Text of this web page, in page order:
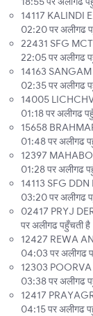
14117 KALINDI
02:20 पर अलीगढ
22431 SFG
22:05 पर अलीगढ
14163 SANGAM
02:35 पर अलीगढ
14005
01:18 पर अलीगढ
15658
01:48 पर अलीगढ
12397
01:28 पर अलीगढ
14113 SFG
03:20 पर अलीगढ
02417 PRYJ
पर अलीगढ पहुँचती
12427 REWA
04:03 पर अलीगढ
12303 POORVA
03:38 पर अलीगढ
12417
04:15 पर अलीगढ